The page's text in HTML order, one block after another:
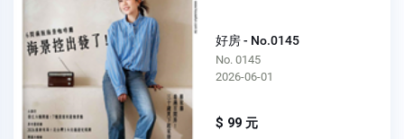
好房 - No.0145
No. 0145
2026-06-01
$ 99 元